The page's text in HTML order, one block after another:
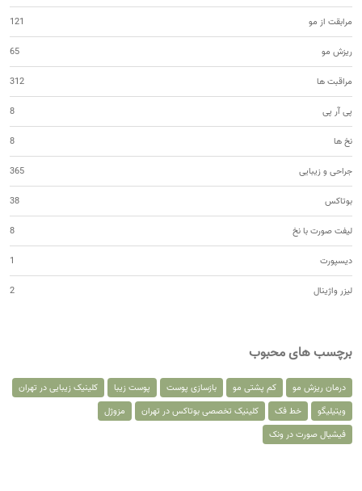
مرابقت از مو 121
ریزش مو 65
مراقبت ها 312
پی آر پی 8
نخ ها 8
جراحی و زیبایی 365
بوتاکس 38
لیفت صورت با نخ 8
دیسپورت 1
لیزر واژینال 2
برچسب های محبوب
درمان ریزش مو کم پشتی مو بازسازی پوست پوست زیبا
کلینیک زیبایی در تهران
ویتیلیگو
خط فک کلینیک تخصصی بوتاکس در تهران
مزوژل
فیشیال صورت در ونک